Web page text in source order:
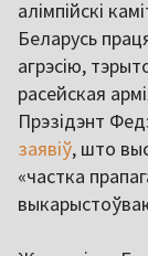
алімпійскі
Беларусь
агрэсію,
расейская
Прэзідэнт
заявіў, што
«частка